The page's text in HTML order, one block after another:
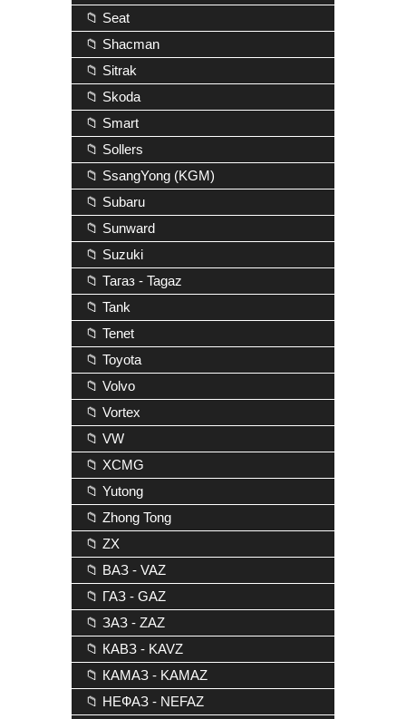
📁 Seat
📁 Shacman
📁 Sitrak
📁 Skoda
📁 Smart
📁 Sollers
📁 SsangYong (KGM)
📁 Subaru
📁 Sunward
📁 Suzuki
📁 Тагаз - Tagaz
📁 Tank
📁 Tenet
📁 Toyota
📁 Volvo
📁 Vortex
📁 VW
📁 XCMG
📁 Yutong
📁 Zhong Tong
📁 ZX
📁 ВАЗ - VAZ
📁 ГАЗ - GAZ
📁 ЗАЗ - ZAZ
📁 КАВЗ - KAVZ
📁 КАМАЗ - KAMAZ
📁 НЕФАЗ - NEFAZ